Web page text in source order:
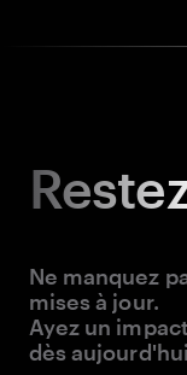
Ne manquez
mises à jour.
Ayez un
dès